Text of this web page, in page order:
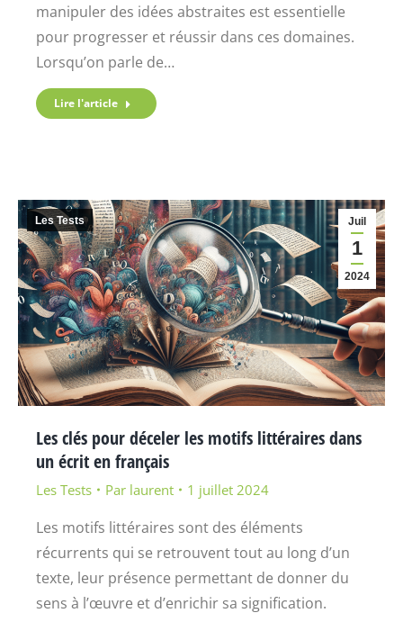
manipuler des idées abstraites est essentielle
pour progresser et réussir dans ces domaines.
Lorsqu’on parle de…
Lire l'article
Juil
1
2024
Les Tests
Les clés pour déceler les motifs littéraires dans
un écrit en français
Les Tests Par laurent 1 juillet 2024
Les motifs littéraires sont des éléments
récurrents qui se retrouvent tout au long d’un
texte, leur présence permettant de donner du
sens à l’œuvre et d’enrichir sa signification.